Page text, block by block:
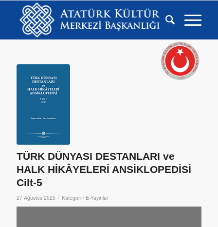
TÜRK DÜNYASI DESTANLARI ve
HALK HİKÂYELERİ ANSİKLOPEDİSİ
Cilt-5
27 Ağustos 2025 / Kategori / E-Yayınlar